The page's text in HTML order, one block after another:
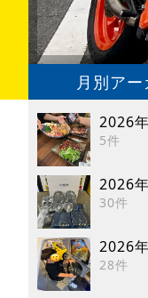
月別ア
2026
5件
2026
30件
2026
28件